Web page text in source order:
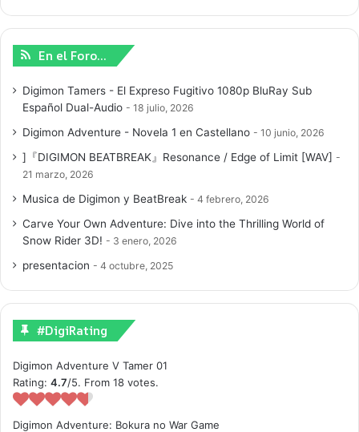
En el Foro…
Digimon Tamers - El Expreso Fugitivo 1080p BluRay Sub
Español Dual-Audio
18 julio, 2026
Digimon Adventure - Novela 1 en Castellano 10 junio, 2026
]『DIGIMON BEATBREAK』Resonance / Edge of Limit [WAV]
21 marzo, 2026
Musica de Digimon y BeatBreak 4 febrero, 2026
Carve Your Own Adventure: Dive into the Thrilling World of
Snow Rider 3D!
3 enero, 2026
presentacion 4 octubre, 2025
#DigiRating
Digimon Adventure V Tamer 01
Rating: 4.7/5. From 18 votes.
Digimon Adventure: Bokura no War Game